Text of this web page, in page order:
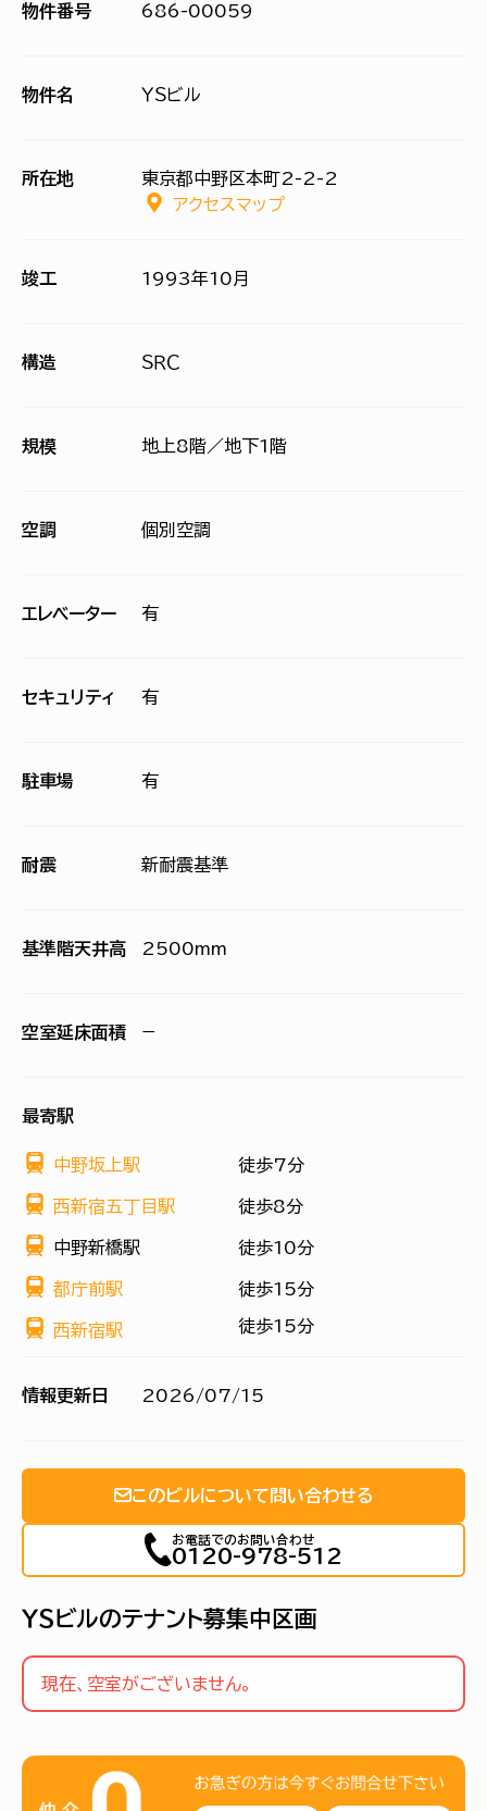
物件番号 686-00059
物件名 ＹＳビル
所在地
東京都中野区本町2-2-2
アクセスマップ
竣工 1993年10月
構造 ＳＲＣ
規模 地上8階／地下1階
空調 個別空調
エレベーター 有
セキュリティ 有
駐車場 有
耐震 新耐震基準
基準階天井高 2500mm
空室延床面積 −
最寄駅
中野坂上駅 徒歩7分
西新宿五丁目駅 徒歩8分
中野新橋駅 徒歩10分
都庁前駅 徒歩15分
西新宿駅 徒歩15分
情報更新日 2026/07/15
このビルについて問い合わせる
お電話でのお問い合わせ
0120-978-512
ＹＳビルのテナント募集中区画
現在、空室がございません。